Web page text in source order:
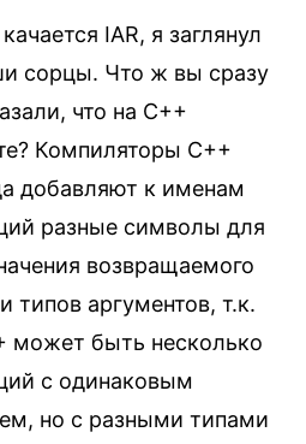
IAR, я заглянул
сорцы. Что ж вы сразу
что на C++
Компиляторы C++
добавляют к именам
разные символы для
возвращаемого
типов аргументов, т.к.
может быть несколько
с одинаковым
но с разными типами